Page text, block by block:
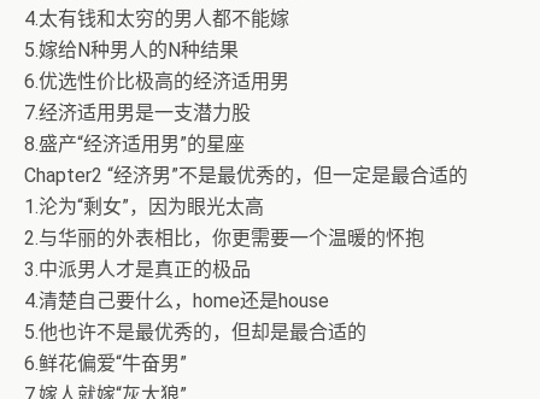
4.太有钱和太穷的男人都不能嫁
5.嫁给N种男人的N种结果
6.优选性价比极高的经济适用男
7.经济适用男是一支潜力股
8.盛产“经济适用男”的星座
Chapter2 “经济男”不是最优秀的，但一定是最合适的
1.沦为“剩女”，因为眼光太高
2.与华丽的外表相比，你更需要一个温暖的怀抱
3.中派男人才是真正的极品
4.清楚自己要什么，home还是house
5.他也许不是最优秀的，但却是最合适的
6.鲜花偏爱“牛奋男”